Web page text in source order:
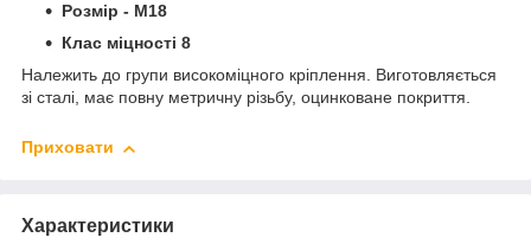
Розмір - М18
Клас міцності 8
Належить до групи високоміцного кріплення. Виготовляється
зі сталі, має повну метричну різьбу, оцинковане покриття.
Приховати
Характеристики